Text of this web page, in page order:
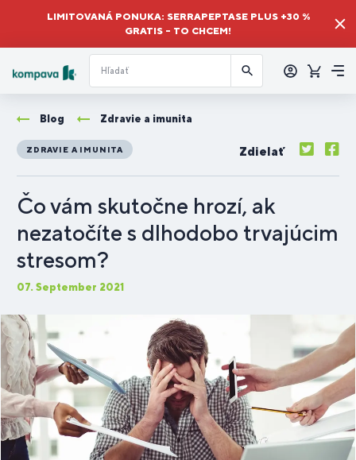
LIMITOVANÁ PONUKA: SERRAPEPTASE PLUS +30 %
GRATIS – TO CHCEM!
sa
Košík
Blog Zdravie a imunita
ZDRAVIE A IMUNITA Zdielať
Čo vám skutočne hrozí, ak
nezatočíte s dlhodobo trvajúcim
stresom?
07. September 2021